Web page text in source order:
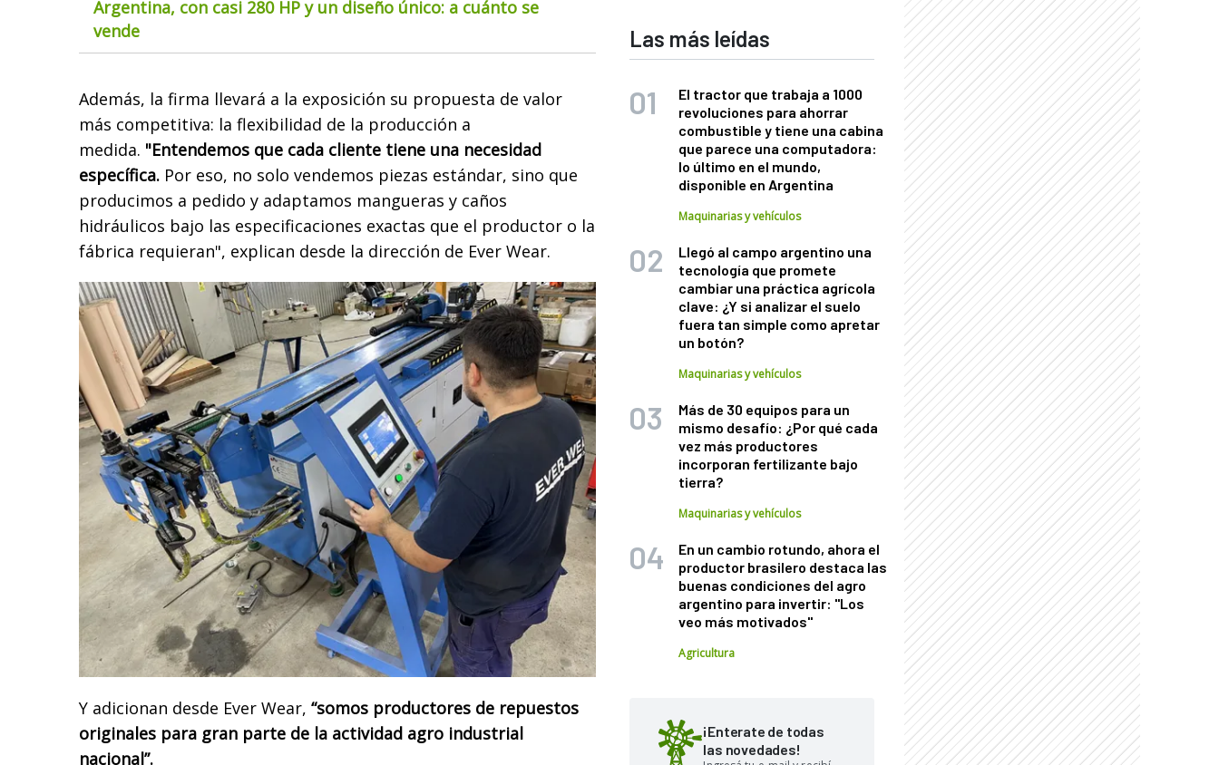
Argentina, con casi 280 HP y un diseño único: a cuánto se
vende
Además, la firma llevará a la exposición su propuesta de valor
más competitiva: la flexibilidad de la producción a
medida. "Entendemos que cada cliente tiene una necesidad
específica. Por eso, no solo vendemos piezas estándar, sino que
producimos a pedido y adaptamos mangueras y caños
hidráulicos bajo las especificaciones exactas que el productor o la
fábrica requieran", explican desde la dirección de Ever Wear.
Y adicionan desde Ever Wear, “somos productores de repuestos
originales para gran parte de la actividad agro industrial
nacional”.
Las más leídas
El tractor que trabaja a 1000
revoluciones para ahorrar
combustible y tiene una cabina
que parece una computadora:
lo último en el mundo,
disponible en Argentina
Maquinarias y vehículos
Llegó al campo argentino una
tecnología que promete
cambiar una práctica agrícola
clave: ¿Y si analizar el suelo
fuera tan simple como apretar
un botón?
Maquinarias y vehículos
Más de 30 equipos para un
mismo desafío: ¿Por qué cada
vez más productores
incorporan fertilizante bajo
tierra?
Maquinarias y vehículos
En un cambio rotundo, ahora el
productor brasilero destaca las
buenas condiciones del agro
argentino para invertir: "Los
veo más motivados"
Agricultura
¡Enterate de todas
las novedades!